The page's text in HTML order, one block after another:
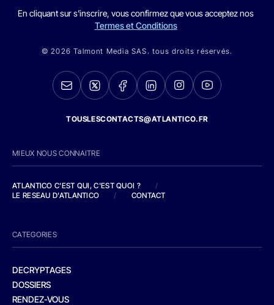
En cliquant sur s'inscrire, vous confirmez que vous acceptez nos
Termes et Conditions
© 2026 Talmont Media SAS. tous droits réservés.
TOUSLESCONTACTS@ATLANTICO.FR
MIEUX NOUS CONNAITRE
ATLANTICO C'EST QUI, C'EST QUOI ?
/
LE RESEAU D'ATLANTICO
/ CONTACT
CATEGORIES
DECRYPTAGES
DOSSIERS
RENDEZ-VOUS